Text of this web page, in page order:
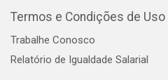
Termos e Condições de Uso
Trabalhe Conosco
Relatório de Igualdade Salarial